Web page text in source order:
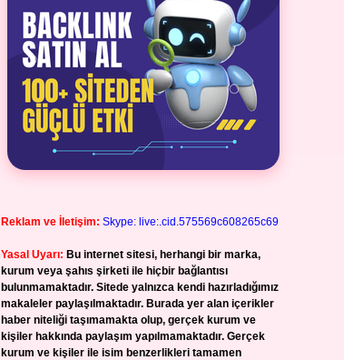
Reklam ve İletişim: Skype: live:.cid.575569c608265c69
Yasal Uyarı: Bu internet sitesi, herhangi bir marka,
kurum veya şahıs şirketi ile hiçbir bağlantısı
bulunmamaktadır. Sitede yalnızca kendi hazırladığımız
makaleler paylaşılmaktadır. Burada yer alan içerikler
haber niteliği taşımamakta olup, gerçek kurum ve
kişiler hakkında paylaşım yapılmamaktadır. Gerçek
kurum ve kişiler ile isim benzerlikleri tamamen